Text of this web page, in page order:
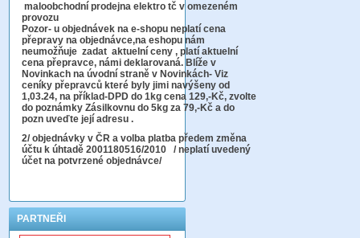
maloobchodní prodejna elektro tč v omezeném
provozu
Pozor- u objednávek na e-shopu neplatí cena
přepravy na objednávce,na eshopu nám
neumožňuje zadat aktuelní ceny , platí aktuelní
cena přepravce, námi deklarovaná. Blíže v
Novinkach na úvodní straně v Novinkách- Viz
ceníky přepravců které byly jimi navýšeny od
1,03.24, na příklad-DPD do 1kg cena 129,-Kč, zvolte
do poznámky Zásilkovnu do 5kg za 79,-Kč a do
pozn uveďte její adresu .
2/ objednávky v ČR a volba platba předem změna
účtu k úhtadě 2001180516/2010 / neplatí uvedený
účet na potvrzené objednávce/
PARTNEŘI